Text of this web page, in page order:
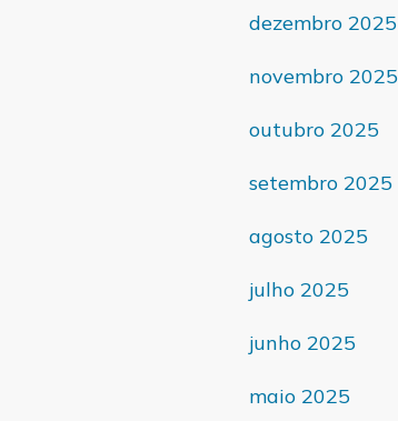
dezembro 2025
novembro 2025
outubro 2025
setembro 2025
agosto 2025
julho 2025
junho 2025
maio 2025